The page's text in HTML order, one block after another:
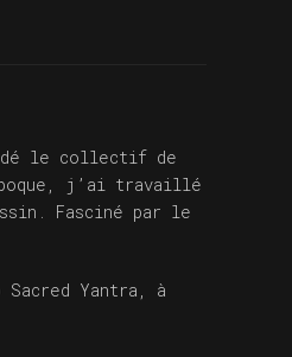
le collectif de
j’ai travaillé
Fasciné par le
Yantra, à